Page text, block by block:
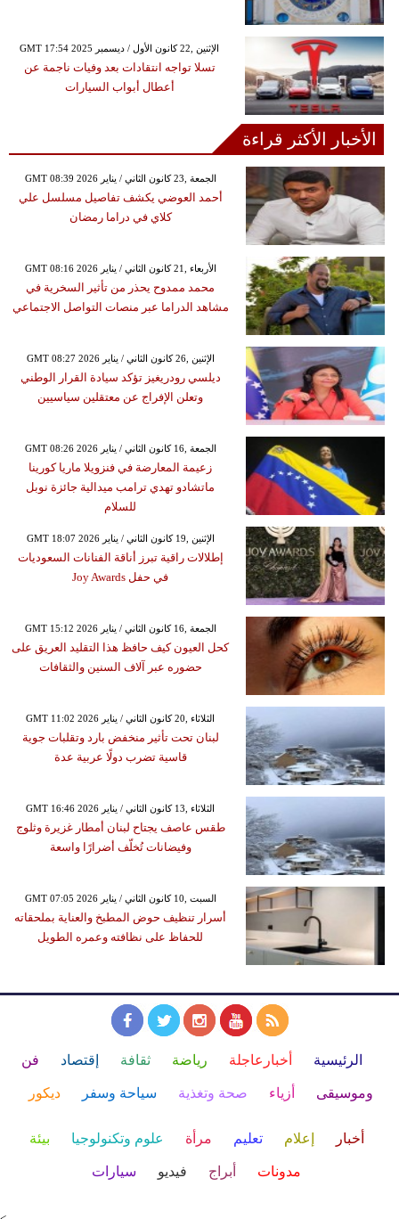
GMT 17:54 2025 الإثنين ,22 كانون الأول / ديسمبر
تسلا تواجه انتقادات بعد وفيات ناجمة عن
أعطال أبواب السيارات
الأخبار الأكثر قراءة
GMT 08:39 2026 الجمعة ,23 كانون الثاني / يناير
أحمد العوضي يكشف تفاصيل مسلسل علي
كلاي في دراما رمضان
GMT 08:16 2026 الأربعاء ,21 كانون الثاني / يناير
محمد ممدوح يحذر من تأثير السخرية في
مشاهد الدراما عبر منصات التواصل الاجتماعي
GMT 08:27 2026 الإثنين ,26 كانون الثاني / يناير
ديلسي رودريغيز تؤكد سيادة القرار الوطني
وتعلن الإفراج عن معتقلين سياسيين
GMT 08:26 2026 الجمعة ,16 كانون الثاني / يناير
زعيمة المعارضة في فنزويلا ماريا كورينا
ماتشادو تهدي ترامب ميدالية جائزة نوبل
للسلام
GMT 18:07 2026 الإثنين ,19 كانون الثاني / يناير
إطلالات راقية تبرز أناقة الفنانات السعوديات
في حفل Joy Awards
GMT 15:12 2026 الجمعة ,16 كانون الثاني / يناير
كحل العيون كيف حافظ هذا التقليد العريق على
حضوره عبر آلاف السنين والثقافات
GMT 11:02 2026 الثلاثاء ,20 كانون الثاني / يناير
لبنان تحت تأثير منخفض بارد وتقلبات جوية
قاسية تضرب دولًا عربية عدة
GMT 16:46 2026 الثلاثاء ,13 كانون الثاني / يناير
طقس عاصف يجتاح لبنان أمطار غزيرة وثلوج
وفيضانات تُخلّف أضرارًا واسعة
GMT 07:05 2026 السبت ,10 كانون الثاني / يناير
أسرار تنظيف حوض المطبخ والعناية بملحقاته
للحفاظ على نظافته وعمره الطويل
الرئيسية أخبارعاجلة رياضة ثقافة إقتصاد فن
وموسيقى أزياء صحة وتغذية سياحة وسفر ديكور
أخبار إعلام تعليم مرأة علوم وتكنولوجيا بيئة
مدونات أبراج فيديو سيارات